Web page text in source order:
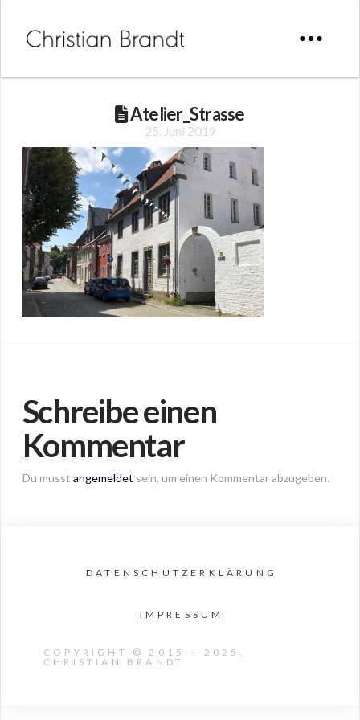
Atelier_Strasse
25. Juni 2019
Schreibe einen
Kommentar
Du musst angemeldet sein, um einen Kommentar abzugeben.
DATENSCHUTZERKLÄRUNG
IMPRESSUM
COPYRIGHT © 2015 – 2025,
CHRISTIAN BRANDT